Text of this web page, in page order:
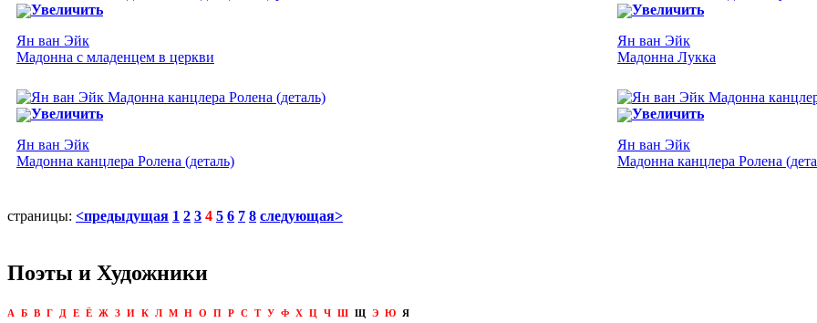
Увеличить
Ян ван Эйк
Мадонна с младенцем в церкви
Увеличить
Ян ван Эйк
Мадонна Лукка
Увеличить
Ян ван Эйк
Мадонна канцлера Ролена (деталь)
Увеличить
Ян ван Эйк
Мадонна канцлера Ролена
страницы: <предыдущая 1 2 3 4 5 6 7 8 следующая>
Поэты и Художники
А Б В Г Д Е Ё Ж З И К Л М Н О П Р С Т У Ф Х Ц Ч Ш Щ Э Ю Я